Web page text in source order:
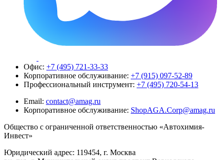
Офис: +7 (495) 721-33-33
Корпоративное обслуживание: +7 (915) 097-52-89
Профессиональный инструмент: +7 (495) 720-54-13
Email: contact@amag.ru
Корпоративное обслуживание: ShopAGA.Corp@amag.ru
Общество с ограниченной ответственностью «Автохимия-
Инвест»
Юридический адрес: 119454, г. Москва